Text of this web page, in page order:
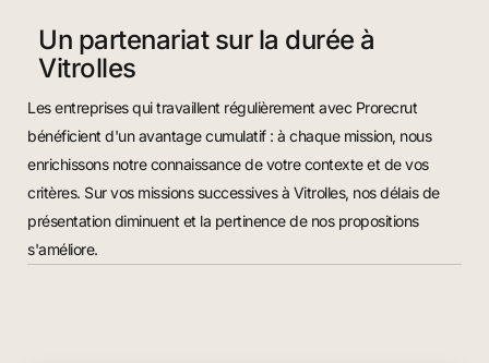
Un partenariat sur la durée à
Vitrolles
Les entreprises qui travaillent régulièrement avec Prorecrut
bénéficient d'un avantage cumulatif : à chaque mission, nous
enrichissons notre connaissance de votre contexte et de vos
critères. Sur vos missions successives à Vitrolles, nos délais de
présentation diminuent et la pertinence de nos propositions
s'améliore.